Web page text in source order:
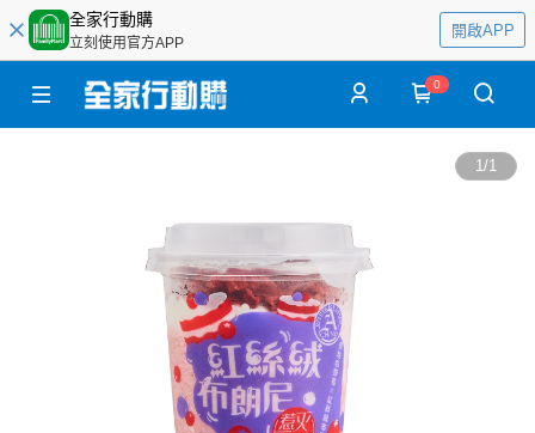
全家行動購
立刻使用官方APP
開啟APP
0
1/1